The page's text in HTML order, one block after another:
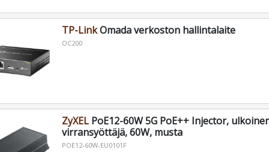
TP-LinkOmada verkoston hallintalaite
OC200
ZyXELPoE12-60W 5G PoE++ Injector,
virransyöttäjä, 60W, musta
POE12-60W-EU0101F